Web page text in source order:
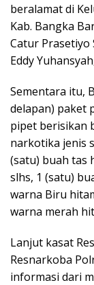
beralamat di
Kab. Bangka
Catur Prasetiyo
Eddy
Sementara itu,
delapan) paket
pipet berisikan
narkotika jenis
(satu) buah tas
slhs, 1 (satu)
warna Biru
warna merah
Lanjut kasat
Resnarkoba
informasi dari